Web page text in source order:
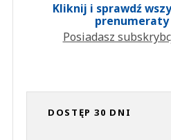
Kliknij i sprawdź
prenumeraty
Posiadasz
DOSTĘP 30 DNI